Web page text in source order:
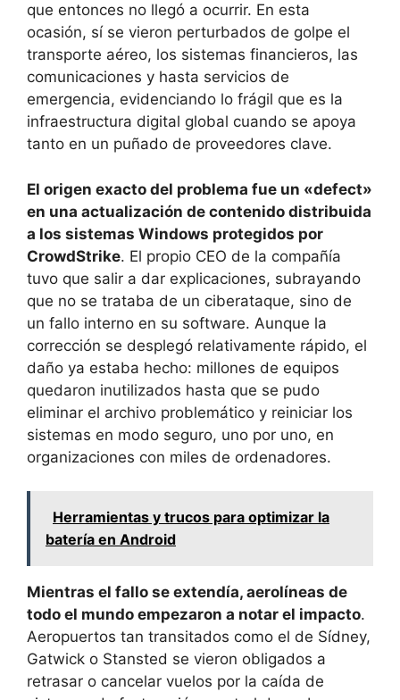
que entonces no llegó a ocurrir. En esta
ocasión, sí se vieron perturbados de golpe el
transporte aéreo, los sistemas financieros, las
comunicaciones y hasta servicios de
emergencia, evidenciando lo frágil que es la
infraestructura digital global cuando se apoya
tanto en un puñado de proveedores clave.
El origen exacto del problema fue un «defect»
en una actualización de contenido distribuida
a los sistemas Windows protegidos por
CrowdStrike. El propio CEO de la compañía
tuvo que salir a dar explicaciones, subrayando
que no se trataba de un ciberataque, sino de
un fallo interno en su software. Aunque la
corrección se desplegó relativamente rápido, el
daño ya estaba hecho: millones de equipos
quedaron inutilizados hasta que se pudo
eliminar el archivo problemático y reiniciar los
sistemas en modo seguro, uno por uno, en
organizaciones con miles de ordenadores.
Herramientas y trucos para optimizar la
batería en Android
Mientras el fallo se extendía, aerolíneas de
todo el mundo empezaron a notar el impacto.
Aeropuertos tan transitados como el de Sídney,
Gatwick o Stansted se vieron obligados a
retrasar o cancelar vuelos por la caída de